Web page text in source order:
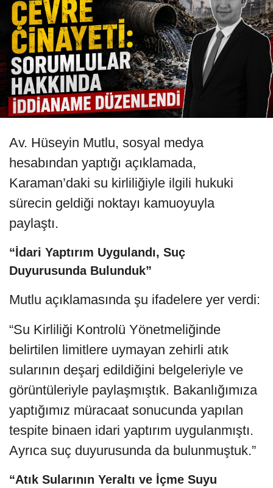
Av. Hüseyin Mutlu, sosyal medya
hesabından yaptığı açıklamada,
Karaman’daki su kirliliğiyle ilgili hukuki
sürecin geldiği noktayı kamuoyuyla
paylaştı.
“İdari Yaptırım Uygulandı, Suç
Duyurusunda Bulunduk”
Mutlu açıklamasında şu ifadelere yer verdi:
“Su Kirliliği Kontrolü Yönetmeliğinde
belirtilen limitlere uymayan zehirli atık
sularının deşarj edildiğini belgeleriyle ve
görüntüleriyle paylaşmıştık. Bakanlığımıza
yaptığımız müracaat sonucunda yapılan
tespite binaen idari yaptırım uygulanmıştı.
Ayrıca suç duyurusunda da bulunmuştuk.”
“Atık Sularının Yeraltı ve İçme Suyu